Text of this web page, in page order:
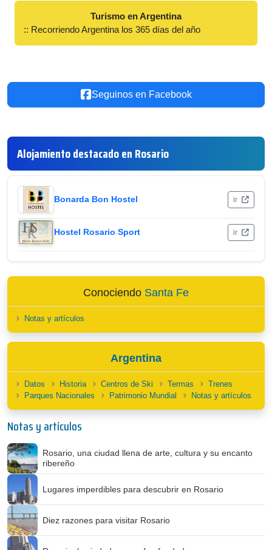
Turismo en Argentina
:: Recorriendo Argentina los 365 días del año
Seguinos en Facebook
Alojamiento destacado en Rosario
Bonarda Bon Hostel ir
Hostel Rosario Sport ir
Conociendo Santa Fe
Notas y artículos
Argentina
Datos Historia Centros de Ski Termas
Trenes
Parques Nacionales
Patrimonio Mundial Notas y artículos
Notas y artículos
Rosario, una ciudad llena de arte, cultura y su encanto
ribereño
Lugares imperdibles para descubrir en Rosario
Diez razones para visitar Rosario